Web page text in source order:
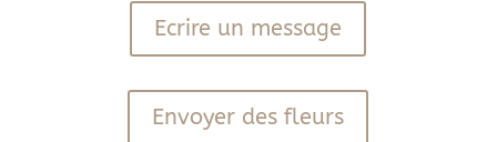
Ecrire un message
Envoyer des fleurs